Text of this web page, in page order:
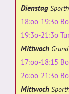
Dienstag
18:oo-19:3o
19:3o-21:3o
Mittwoch
17:oo-18:15
2o:oo-21:3o
Mittwoch